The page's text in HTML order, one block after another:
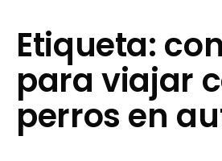
Etiqueta:
para viajar
perros en